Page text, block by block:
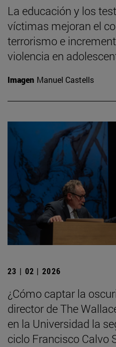
La educación y los
víctimas mejoran el
terrorismo e
violencia en
Imagen Manuel Castells
23 | 02 | 2026
¿Cómo captar la
director de The
en la Universidad la
ciclo Francisco Calvo